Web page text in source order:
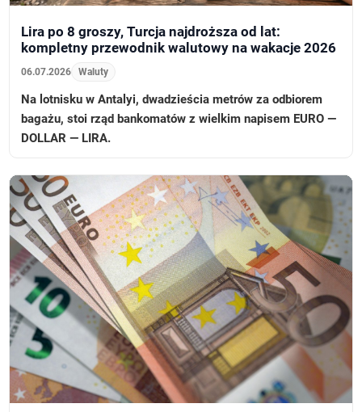
Lira po 8 groszy, Turcja najdroższa od lat:
kompletny przewodnik walutowy na wakacje 2026
06.07.2026 Waluty
Na lotnisku w Antalyi, dwadzieścia metrów za odbiorem
bagażu, stoi rząd bankomatów z wielkim napisem EURO —
DOLLAR — LIRA.